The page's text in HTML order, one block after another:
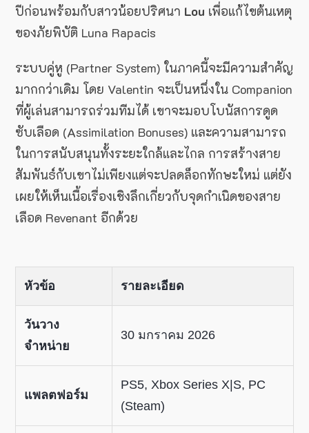
ปีก่อนพร้อมกับสาวน้อยปริศนา Lou เพื่อแก้ไขต้นเหตุ
ของภัยพิบัติ Luna Rapacis
ระบบคู่หู (Partner System) ในภาคนี้จะมีความสำคัญ
มากกว่าเดิม โดย Valentin จะเป็นหนึ่งใน Companion
ที่ผู้เล่นสามารถร่วมทีมได้ เขาจะมอบโบนัสการดูด
ซับเลือด (Assimilation Bonuses) และความสามารถ
ในการสนับสนุนทั้งระยะใกล้และไกล การสร้างสาย
สัมพันธ์กับเขาไม่เพียงแต่จะปลดล็อกทักษะใหม่ แต่ยัง
เผยให้เห็นเนื้อเรื่องเชิงลึกเกี่ยวกับจุดกำเนิดของสาย
เลือด Revenant อีกด้วย
หัวข้อ รายละเอียด
วันวาง
จำหน่าย
30 มกราคม 2026
แพลตฟอร์ม
PS5, Xbox Series X|S, PC
(Steam)